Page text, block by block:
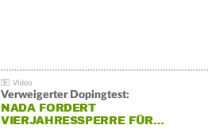
Verweigerter Dopingtest:
NADA FORDERT
VIERJAHRESSPERRE FÜR…